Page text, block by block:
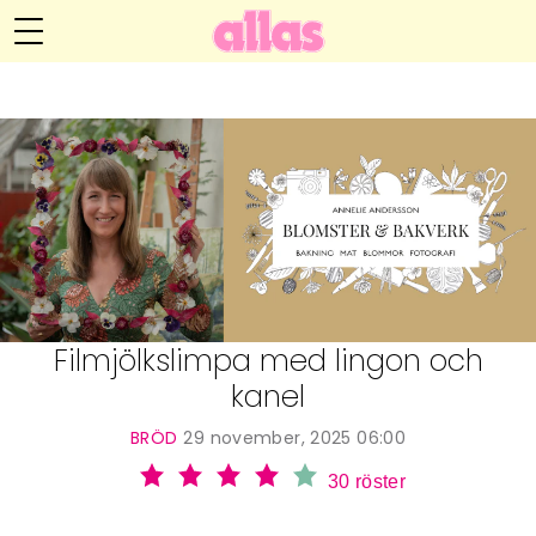
Hälsa
Relationer
Handarbete
Annelie Anderssons blogg
Hem
Om Annelie
Kategorier
Arkiv
Webshop
Filmjölkslimpa med lingon och
kanel
BRÖD 29 november, 2025 06:00
30 röster